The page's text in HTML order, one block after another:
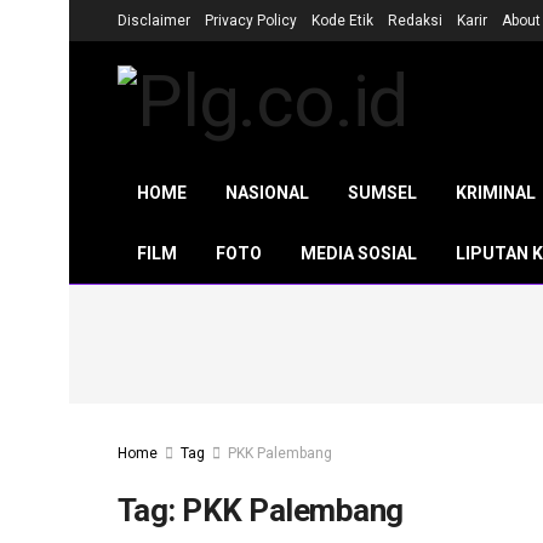
Disclaimer Privacy Policy Kode Etik Redaksi Karir About
HOME NASIONAL SUMSEL KRIMINAL
FILM FOTO MEDIA SOSIAL LIPUTAN
Home Tag PKK Palembang
Tag: PKK Palembang